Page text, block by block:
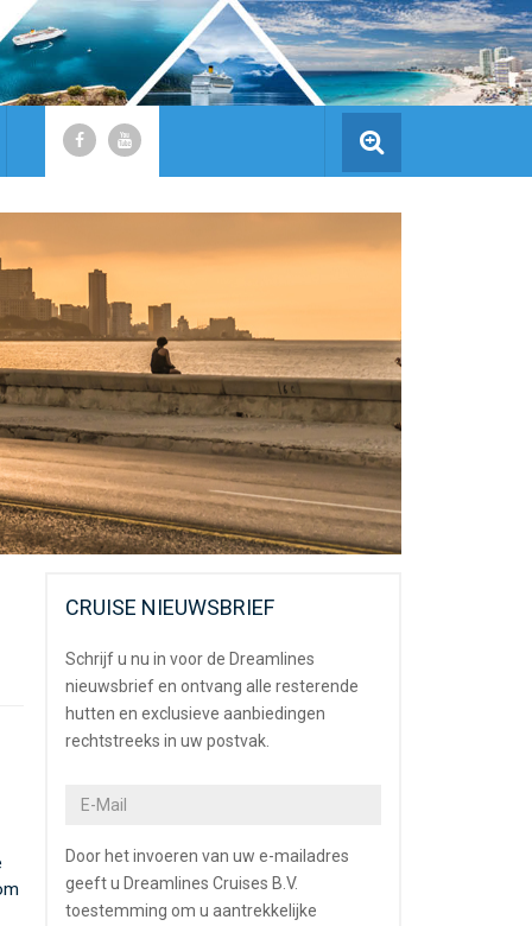
CRUISE NIEUWSBRIEF
Schrijf u nu in voor de Dreamlines
nieuwsbrief en ontvang alle resterende
hutten en exclusieve aanbiedingen
rechtstreeks in uw postvak.
Door het invoeren van uw e-mailadres
geeft u Dreamlines Cruises B.V.
toestemming om u aantrekkelijke